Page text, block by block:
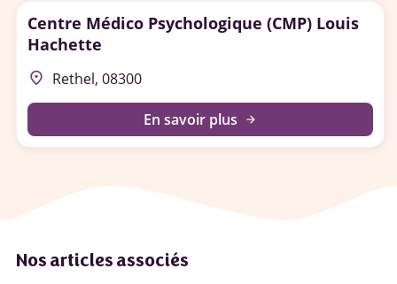
Centre Médico Psychologique (CMP) Louis
Hachette
place Rethel, 08300
En savoir plus arrow_forward
Nos articles associés